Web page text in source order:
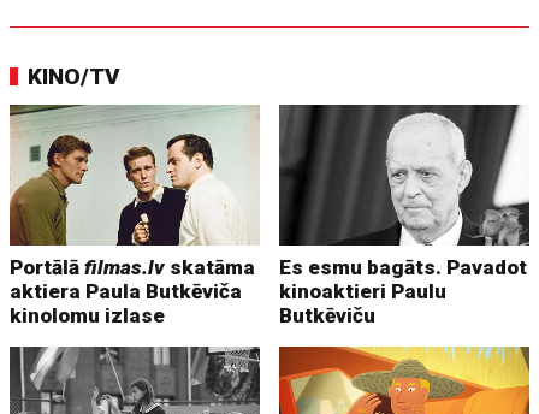
KINO/TV
Portālāfilmas.lv skatāma
aktiera Paula Butkēviča
kinolomu izlase
Es esmu bagāts. Pavadot
kinoaktieri Paulu
Butkēviču